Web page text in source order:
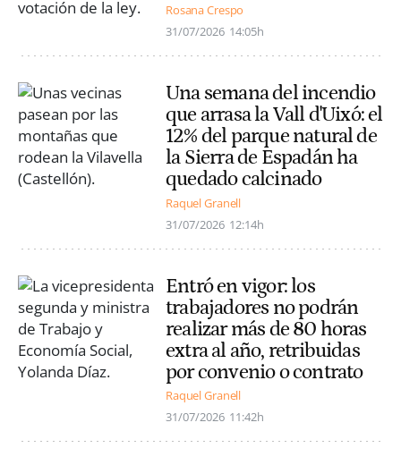
Rosana Crespo
31/07/2026 14:05h
Una semana del incendio
que arrasa la Vall d'Uixó: el
12% del parque natural de
la Sierra de Espadán ha
quedado calcinado
Raquel Granell
31/07/2026 12:14h
Entró en vigor: los
trabajadores no podrán
realizar más de 80 horas
extra al año, retribuidas
por convenio o contrato
Raquel Granell
31/07/2026 11:42h